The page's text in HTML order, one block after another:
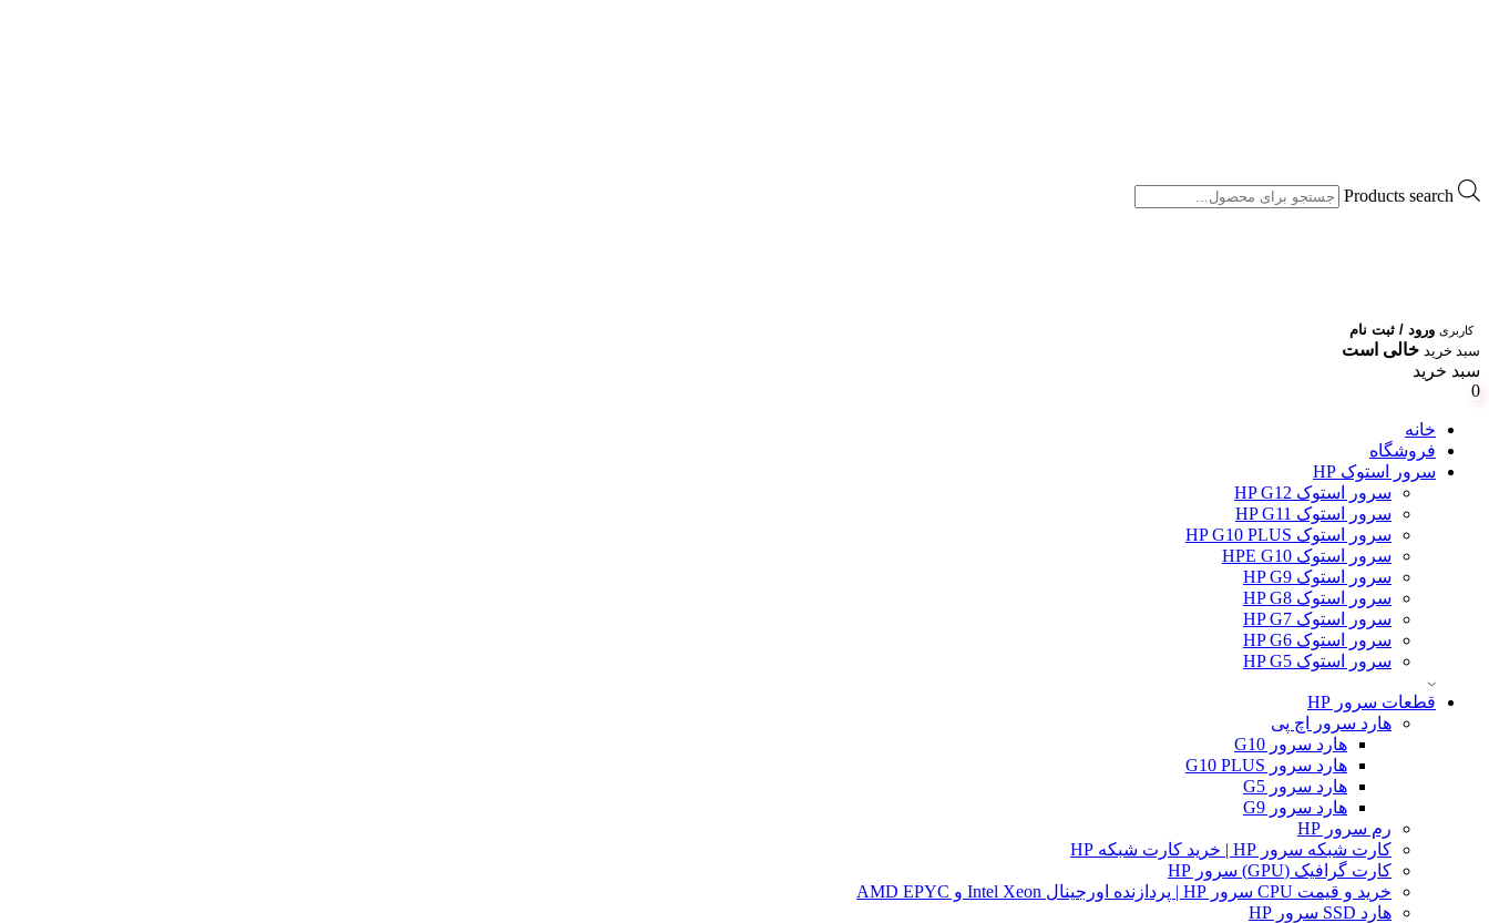
Products search
کاربری ورود / ثبت نام
سبد خرید خالی است
سبد خرید
0
خانه
فروشگاه
سرور استوک HP
سرور استوک HP G12
سرور استوک HP G11
سرور استوک HP G10 PLUS
سرور استوک HPE G10
سرور استوک HP G9
سرور استوک HP G8
سرور استوک HP G7
سرور استوک HP G6
سرور استوک HP G5
قطعات سرور HP
هارد سرور اچ پی
هارد سرور G10
هارد سرور G10 PLUS
هارد سرور G5
هارد سرور G9
رم سرور HP
کارت شبکه سرور HP | خرید کارت شبکه HP
کارت گرافیک (GPU) سرور HP
خرید و قیمت CPU سرور HP | پردازنده اورجینال Intel Xeon و AMD EPYC
هارد SSD سرور HP